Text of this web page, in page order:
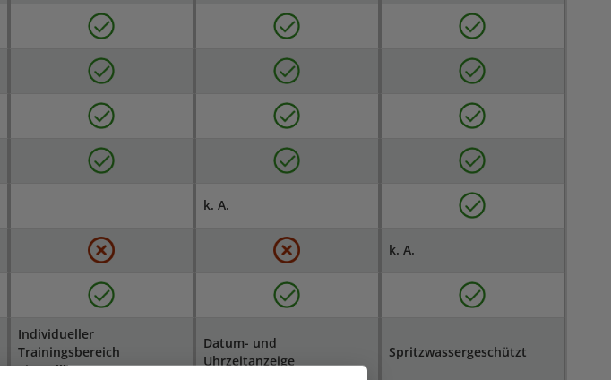
k. A.
k. A.
Individueller
Trainingsbereich
einstellbar
Datum- und
Uhrzeitanzeige
Spritzwassergeschützt